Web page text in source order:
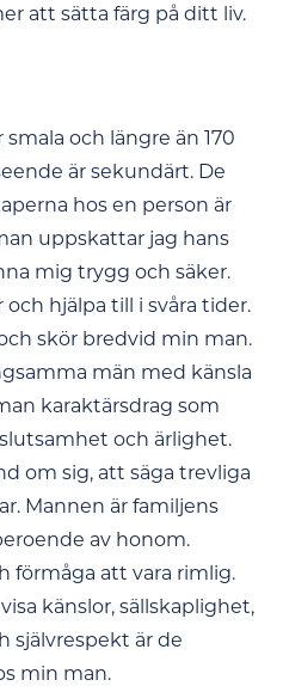
att sätta färg på ditt liv.
och längre än 170
är sekundärt. De
hos en person är
uppskattar jag hans
mig trygg och säker.
hjälpa till i svåra tider.
skör bredvid min man.
män med känsla
karaktärsdrag som
och ärlighet.
om sig, att säga trevliga
Mannen är familjens
av honom.
förmåga att vara rimlig.
känslor, sällskaplighet,
självrespekt är de
min man.